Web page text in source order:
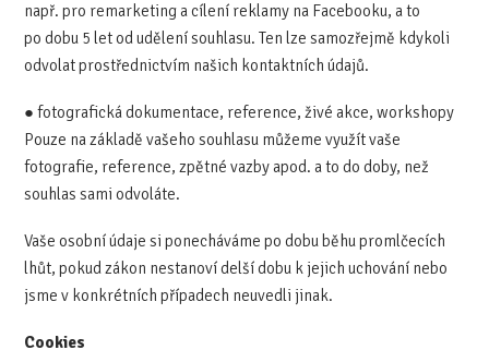
např. pro remarketing a cílení reklamy na Facebooku, a to
po dobu 5 let od udělení souhlasu. Ten lze samozřejmě kdykoli
odvolat prostřednictvím našich kontaktních údajů.
● fotografická dokumentace, reference, živé akce, workshopy
Pouze na základě vašeho souhlasu můžeme využít vaše
fotografie, reference, zpětné vazby apod. a to do doby, než
souhlas sami odvoláte.
Vaše osobní údaje si ponecháváme po dobu běhu promlčecích
lhůt, pokud zákon nestanoví delší dobu k jejich uchování nebo
jsme v konkrétních případech neuvedli jinak.
Cookies